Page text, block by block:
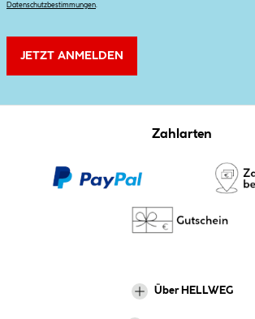
Datenschutzbestimmungen
JETZT ANMELDEN
Zahlarten
Über HELLWEG